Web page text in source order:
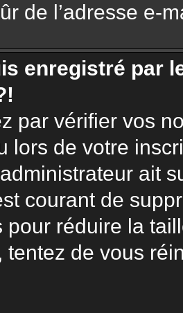
de l’adresse e-
enregistré par
par vérifier vos
lors de votre
ait
courant de
pour réduire la
tentez de vous